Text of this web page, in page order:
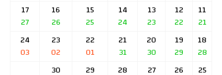
11
21
12
22
13
23
14
24
15
25
16
26
17
27
18
28
19
29
20
30
21
31
22
01
23
02
24
03
25
26
27
28
29
30